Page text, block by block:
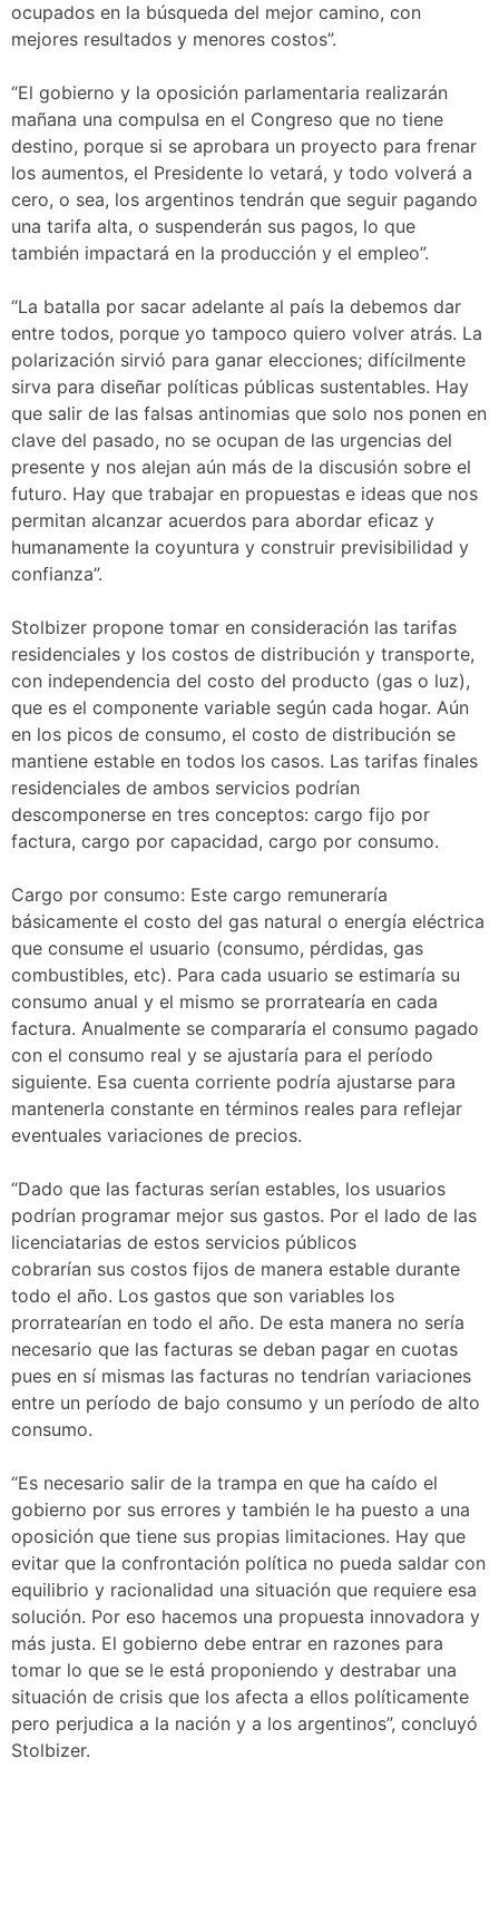
ocupados en la búsqueda del mejor camino, con
mejores resultados y menores costos”.
“El gobierno y la oposición parlamentaria realizarán
mañana una compulsa en el Congreso que no tiene
destino, porque si se aprobara un proyecto para frenar
los aumentos, el Presidente lo vetará, y todo volverá a
cero, o sea, los argentinos tendrán que seguir pagando
una tarifa alta, o suspenderán sus pagos, lo que
también impactará en la producción y el empleo”.
“La batalla por sacar adelante al país la debemos dar
entre todos, porque yo tampoco quiero volver atrás. La
polarización sirvió para ganar elecciones; difícilmente
sirva para diseñar políticas públicas sustentables. Hay
que salir de las falsas antinomias que solo nos ponen en
clave del pasado, no se ocupan de las urgencias del
presente y nos alejan aún más de la discusión sobre el
futuro. Hay que trabajar en propuestas e ideas que nos
permitan alcanzar acuerdos para abordar eficaz y
humanamente la coyuntura y construir previsibilidad y
confianza”.
Stolbizer propone tomar en consideración las tarifas
residenciales y los costos de distribución y transporte,
con independencia del costo del producto (gas o luz),
que es el componente variable según cada hogar. Aún
en los picos de consumo, el costo de distribución se
mantiene estable en todos los casos. Las tarifas finales
residenciales de ambos servicios podrían
descomponerse en tres conceptos: cargo fijo por
factura, cargo por capacidad, cargo por consumo.
Cargo por consumo: Este cargo remuneraría
básicamente el costo del gas natural o energía eléctrica
que consume el usuario (consumo, pérdidas, gas
combustibles, etc). Para cada usuario se estimaría su
consumo anual y el mismo se prorratearía en cada
factura. Anualmente se compararía el consumo pagado
con el consumo real y se ajustaría para el período
siguiente. Esa cuenta corriente podría ajustarse para
mantenerla constante en términos reales para reflejar
eventuales variaciones de precios.
“Dado que las facturas serían estables, los usuarios
podrían programar mejor sus gastos. Por el lado de las
licenciatarias de estos servicios públicos
cobrarían sus costos fijos de manera estable durante
todo el año. Los gastos que son variables los
prorratearían en todo el año. De esta manera no sería
necesario que las facturas se deban pagar en cuotas
pues en sí mismas las facturas no tendrían variaciones
entre un período de bajo consumo y un período de alto
consumo.
“Es necesario salir de la trampa en que ha caído el
gobierno por sus errores y también le ha puesto a una
oposición que tiene sus propias limitaciones. Hay que
evitar que la confrontación política no pueda saldar con
equilibrio y racionalidad una situación que requiere esa
solución. Por eso hacemos una propuesta innovadora y
más justa. El gobierno debe entrar en razones para
tomar lo que se le está proponiendo y destrabar una
situación de crisis que los afecta a ellos políticamente
pero perjudica a la nación y a los argentinos”, concluyó
Stolbizer.